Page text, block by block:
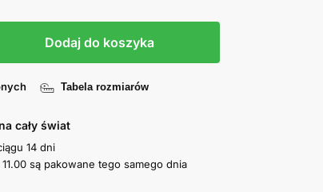
Dodaj do koszyka
Tabela rozmiarów
cały świat
14 dni
są pakowane tego samego dnia